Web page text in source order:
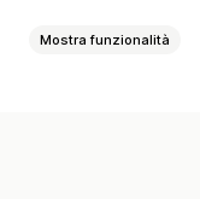
Mostra funzionalità